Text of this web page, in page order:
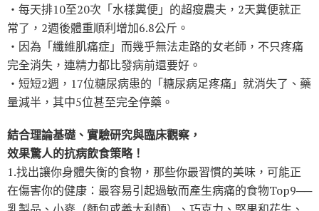
‧每天排10至20次「水樣糞便」的超瘦農夫，2天糞便就正
常了，2週後體重順利增加6.8公斤。
‧因為「纖維肌痛症」而幾乎無法走路的女老師，不只疼痛
完全消失，連精力都比發病前還要好。
‧短短2週，17位糖尿病患的「糖尿病足疼痛」就消失了、藥
量減半，其中5位甚至完全停藥。
結合理論基礎、實驗研究與臨床觀察，
效果驚人的抗病飲食策略！
1.找出讓你身體失衡的食物，那些你最習慣的美味，可能正
在傷害你的健康：最容易引起過敏而產生病痛的食物Top9──